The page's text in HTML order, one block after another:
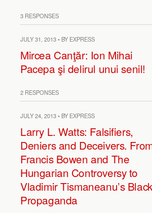
3 RESPONSES
JULY 31, 2013 • BY EXPRESS
Mircea Canţăr: Ion Mihai
Pacepa şi delirul unui senil!
2 RESPONSES
JULY 24, 2013 • BY EXPRESS
Larry L. Watts: Falsifiers,
Deniers and Deceivers.
Francis Bowen and The
Hungarian Controversy to
Vladimir Tismaneanu’s Black
Propaganda